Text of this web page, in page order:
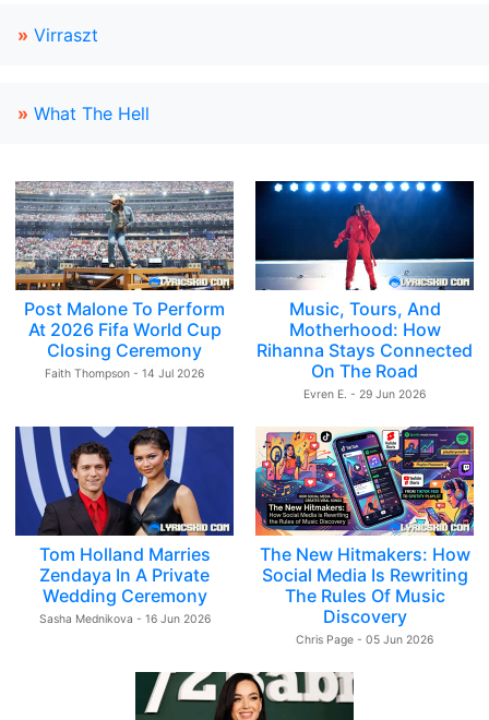
» Virraszt
» What The Hell
Post Malone To Perform
At 2026 Fifa World Cup
Closing Ceremony
Faith Thompson - 14 Jul 2026
Music, Tours, And
Motherhood: How
Rihanna Stays Connected
On The Road
Evren E. - 29 Jun 2026
Tom Holland Marries
Zendaya In A Private
Wedding Ceremony
Sasha Mednikova - 16 Jun 2026
The New Hitmakers: How
Social Media Is Rewriting
The Rules Of Music
Discovery
Chris Page - 05 Jun 2026